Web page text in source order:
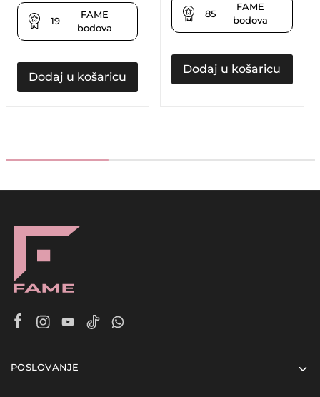
19
FAME
bodova
Dodaj u košaricu
85
FAME
bodova
Dodaj u košaricu
POSLOVANJE